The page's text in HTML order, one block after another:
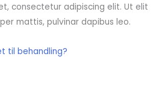
consectetur adipiscing elit. Ut elit
mattis, pulvinar dapibus leo.
til behandling?